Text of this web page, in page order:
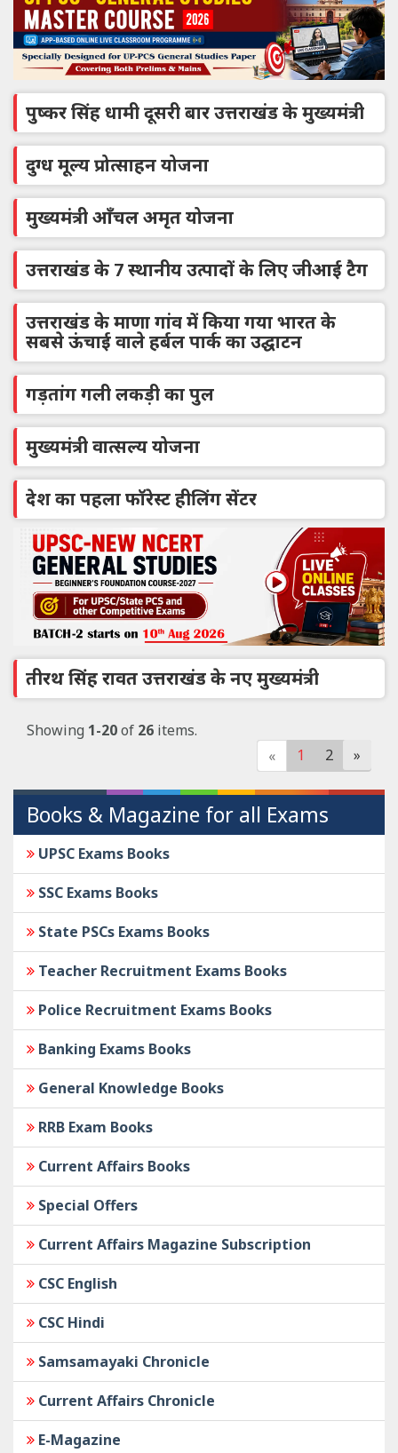
पुष्कर सिंह धामी दूसरी बार उत्तराखंड के मुख्यमंत्री
दुग्ध मूल्य प्रोत्साहन योजना
मुख्यमंत्री आँचल अमृत योजना
उत्तराखंड के 7 स्थानीय उत्पादों के लिए जीआई टैग
उत्तराखंड के माणा गांव में किया गया भारत के
सबसे ऊंचाई वाले हर्बल पार्क का उद्घाटन
गड़तांग गली लकड़ी का पुल
मुख्यमंत्री वात्सल्य योजना
देश का पहला फॉरेस्ट हीलिंग सेंटर
तीरथ सिंह रावत उत्तराखंड के नए मुख्यमंत्री
Showing 1-20of 26 items.
«
1 2 »
Books & Magazine for all Exams
UPSC Exams Books
SSC Exams Books
State PSCs Exams Books
Teacher Recruitment Exams Books
Police Recruitment Exams Books
Banking Exams Books
General Knowledge Books
RRB Exam Books
Current Affairs Books
Special Offers
Current Affairs Magazine Subscription
CSC English
CSC Hindi
Samsamayaki Chronicle
Current Affairs Chronicle
E-Magazine